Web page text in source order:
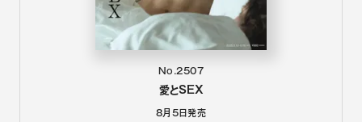
No.2507
愛とSEX
8月5日発売